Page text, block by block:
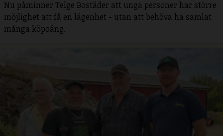
Nu påminner Telge Bostäder att unga personer har större
möjlighet att få en lägenhet - utan att behöva ha samlat
många köpoäng.